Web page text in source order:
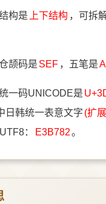
构是 上下结构 ，可拆
颉码是 SEF ，五笔是
一码UNICODE是
日韩统一表意文字 (扩
： E3B782。